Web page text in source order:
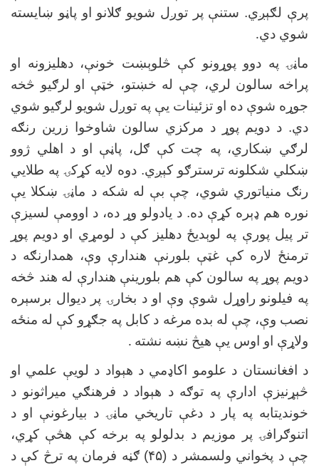
پرې لګېږي. ستنې پر توږل شویو ګلانو او پاڼو ښایسته
شوي دي.
ماڼۍ په دوو پوړونو کې څلوېښت خونې، دهلیزونه او
پراخه سالون لري، چې له خښتو، خټې او لرګیو څخه
جوړه شوې ده او تزئینات یې په توږل شویو لرګیو شوي
دي. د دویم پوړ د مرکزي سالون شاوخوا زرین رنګه
لرګي ښکاري، په چت کې ګل، پاڼې او د اهلي ژوو
ښکلي شکلونه ترسترګو کېږي. دوه لایه کړکۍ په طلايي
رنګ منیاتوري شوي، چې بې له شکه د ماڼۍ ښکلا یې
نوره هم ډېره کړې ده. د یادولو وړ ده، د اوومې لسیزې
تر پیل پورې په لوېدیځ دهلیز کې د لومړي او دویم پوړ
ترمنځ لاره کې غټې بلورنې هندارې وې، همدارنګه د
دویم پوړ په سالون کې هم بلورینې هندارې له هند څخه
په فیلونو راوړل شوې وې او د بخارۍ پر دیوال برسېره
نصب وې، چې له بده مرغه د کابل په جګړو کې له منځه
ولاړې او اوس یې هیڅ نښه نشته .
د افغانستان د علومو اکاډمي د هېواد د لویې علمي او
څېړنیزې ادارې په توګه د هېواد د فرهنګي میراثونو د
خوندیتابه په پار د دغې تاریخي ماڼۍ د بیارغونې او د
اتنوګرافۍ پر موزیم د بدلولو په برخه کې هڅې کړي،
چې د پخواني ولسمشر د (۴۵)
ګڼه فرمان په ترڅ کې د